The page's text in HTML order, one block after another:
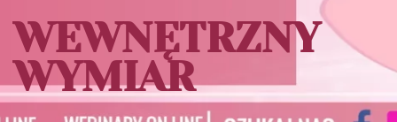
WEWNĘTRZNY
WYMIAR